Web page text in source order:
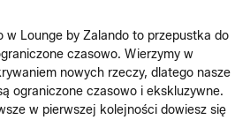
w Lounge by Zalando to przepustka do
czasowo. Wierzymy w
nowych rzeczy, dlatego nasze
ograniczone czasowo i ekskluzywne.
w pierwszej kolejności dowiesz się